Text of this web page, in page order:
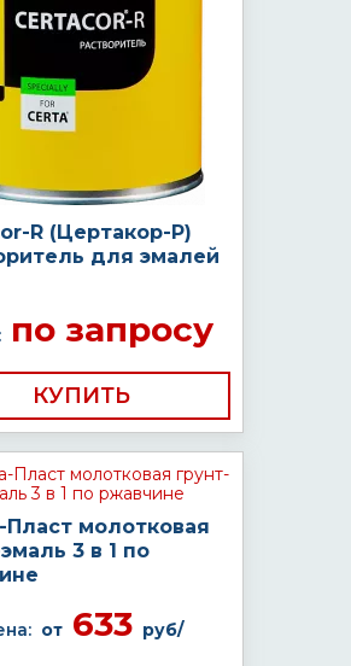
R (Цертакор-Р)
для эмалей
по запросу
КУПИТЬ
Пласт молотковая
3 в 1 по
от633 руб/